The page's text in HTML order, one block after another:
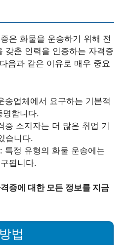
은 화물을 운송하기 위해 전
갖춘 인력을 인증하는 자격증
음과 같은 이유로 매우 중요
송업체에서 요구하는 기본적
명합니다.
증 소지자는 더 많은 취업 기
습니다.
: 특정 유형의 화물 운송에는
됩니다.
증에 대한 모든 정보를 지금
법